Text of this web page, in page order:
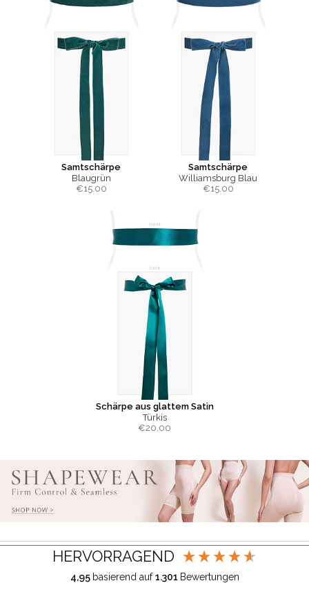
Samtschärpe
Blaugrün
€15.00
Samtschärpe
Williamsburg Blau
€15.00
Schärpe aus glattem Satin
Türkis
€20.00
HERVORRAGEND
4,95 basierend auf1.301 Bewertungen